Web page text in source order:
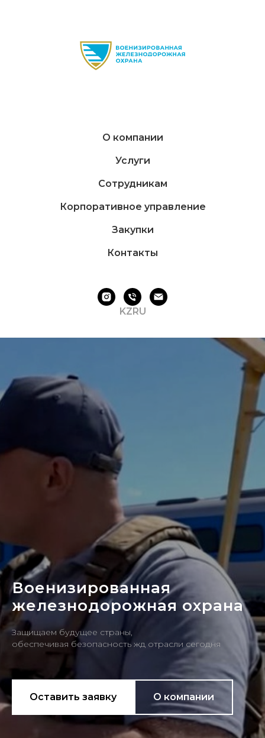
О компании
Услуги
Сотрудникам
Корпоративное управление
Закупки
Контакты
KZ RU
Военизированная
железнодорожная охрана
Защищаем будущее страны,
обеспечивая безопасность жд отрасли сегодня
Оставить заявку О компании